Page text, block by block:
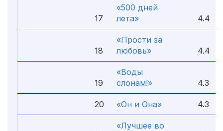
17
«500 дней
лета»
4.4
18
«Прости за
любовь»
4.4
19
«Воды
слонам!»
4.3
20 «Он и Она» 4.3
«Лучшее во